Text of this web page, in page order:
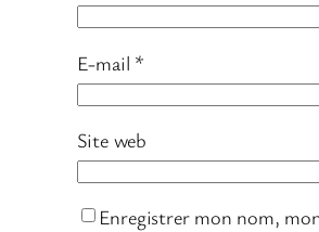
E-mail *
Site web
Enregistrer mon nom,